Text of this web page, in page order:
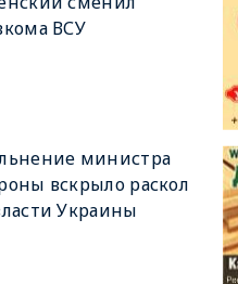
ВСУ
министра
вскрыло раскол
Украины